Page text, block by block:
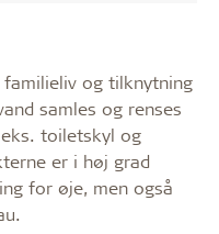
og tilknytning
samles og renses
toiletskyl og
er i høj grad
for øje, men også